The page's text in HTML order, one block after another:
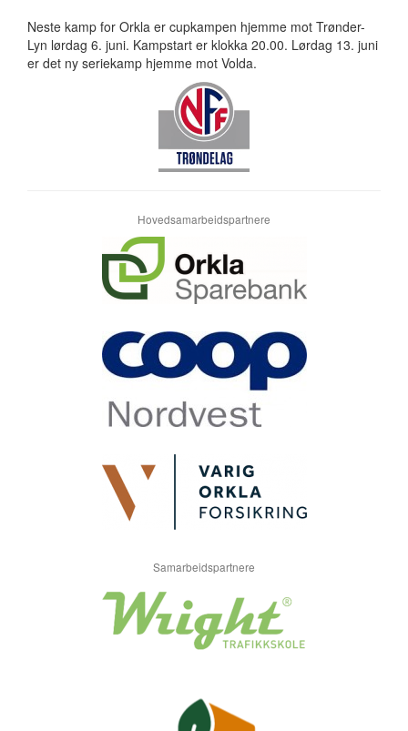
Neste kamp for Orkla er cupkampen hjemme mot Trønder-
Lyn lørdag 6. juni. Kampstart er klokka 20.00. Lørdag 13. juni
er det ny seriekamp hjemme mot Volda.
Hovedsamarbeidspartnere
Samarbeidspartnere